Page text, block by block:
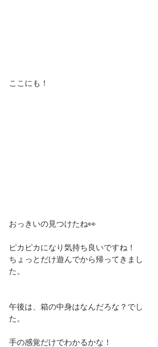
ここにも！
おっきいの見つけたね👀
ピカピカになり気持ち良いですね！
ちょっとだけ遊んでから帰ってきまし
た。
午後は、箱の中身はなんだろな？でし
た。
手の感覚だけでわかるかな！